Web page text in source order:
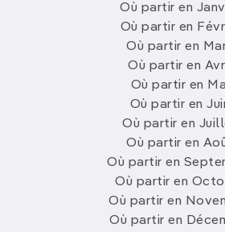
Où partir en
Où partir en
Où partir en
Où partir en
Où partir en
Où partir en
Où partir en
Où partir en
Où partir en
Où partir en
Où partir en
Où partir en